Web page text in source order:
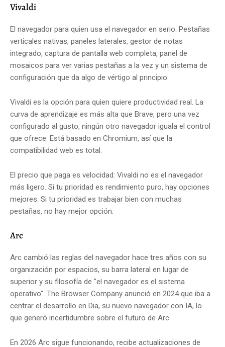
Vivaldi
El navegador para quien usa el navegador en serio. Pestañas
verticales nativas, paneles laterales, gestor de notas
integrado, captura de pantalla web completa, panel de
mosaicos para ver varias pestañas a la vez y un sistema de
configuración que da algo de vértigo al principio.
Vivaldi es la opción para quien quiere productividad real. La
curva de aprendizaje es más alta que Brave, pero una vez
configurado al gusto, ningún otro navegador iguala el control
que ofrece. Está basado en Chromium, así que la
compatibilidad web es total.
El precio que paga es velocidad: Vivaldi no es el navegador
más ligero. Si tu prioridad es rendimiento puro, hay opciones
mejores. Si tu prioridad es trabajar bien con muchas
pestañas, no hay mejor opción.
Arc
Arc cambió las reglas del navegador hace tres años con su
organización por espacios, su barra lateral en lugar de
superior y su filosofía de "el navegador es el sistema
operativo". The Browser Company anunció en 2024 que iba a
centrar el desarrollo en Dia, su nuevo navegador con IA, lo
que generó incertidumbre sobre el futuro de Arc.
En 2026 Arc sigue funcionando, recibe actualizaciones de